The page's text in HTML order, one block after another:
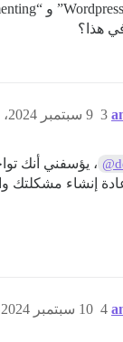
هذا؟
9 سبتمبر 2024، 8:41ص 3
، يؤسفني أنك
إنشاء مشكلتك
10 سبتمبر 2024، 7:03م 4